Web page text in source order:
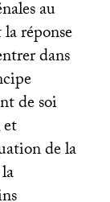
au
réponse
dans
de soi
de la